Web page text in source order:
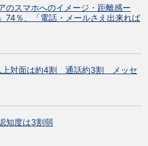
のスマホへのイメージ・距離感ー
74％、「電話・メールさえ出来れば
上対面は約4割 通話約3割 メッセ
知度は3割弱